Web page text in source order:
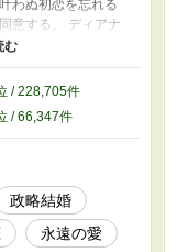
わぬ初恋を忘れる
意する。 ディアナ
に徹して、ラルフ
、彼女の心境は変
第19回恋愛小説大
ロットの超初期段階
くするための改稿
で生成
ます。本文は全て
はございません ■画
/ 228,705件
/ 66,347件
政略結婚
永遠の愛